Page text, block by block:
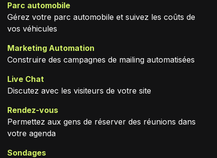
Parc automobile
Gérez votre parc automobile et suivez les coûts de
vos véhicules
Marketing Automation
Construire des campagnes de mailing automatisées
Live Chat
Discutez avec les visiteurs de votre site
Rendez-vous
Permettez aux gens de réserver des réunions dans
votre agenda
Sondages